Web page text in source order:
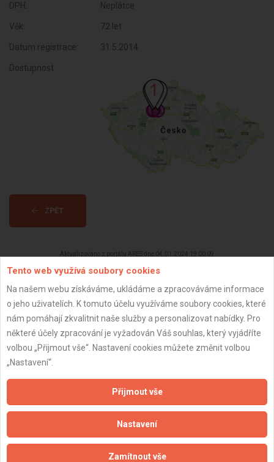
DPH: Neplátce
Věk: 72 let
Datum registrace: 31.5.2014
Dostupnost:
ZPĚT
Aktualizováno z portálu ARES dne 04.01.2024 19:00:09
Důležité informace
Naše firmy a řemeslníci
Zásady pro používání souborů cookie
Obchodní podmínky (zprostředkování)
Obchodní podmínky (rozpočtování)
Reference
Naše excelové tabulky online
Tento web využívá soubory cookies
Na našem webu získáváme, ukládáme a zpracováváme informace
o jeho uživatelích. K tomuto účelu využíváme soubory cookies, které
nám pomáhají zkvalitnit naše služby a personalizovat nabídky. Pro
některé účely zpracování je vyžadován Váš souhlas, který vyjádříte
volbou „Přijmout vše“. Nastavení cookies můžete změnit volbou
„Nastavení“.
Přijmout vše
Nastavení
Zamítnout vše